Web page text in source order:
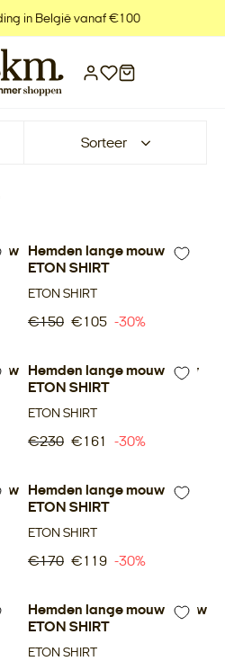
in België vanaf €100
Sorteer
-30%
Hemden lange mouw wit
ETON SHIRT
ETON SHIRT
€150 €105 -30%
-30%
Hemden lange mouw navy
ETON SHIRT
ETON SHIRT
€230 €161 -30%
-30%
Hemden lange mouw wit
ETON SHIRT
ETON SHIRT
€170 €119 -30%
-30%
Hemden lange mouw blauw
ETON SHIRT
ETON SHIRT